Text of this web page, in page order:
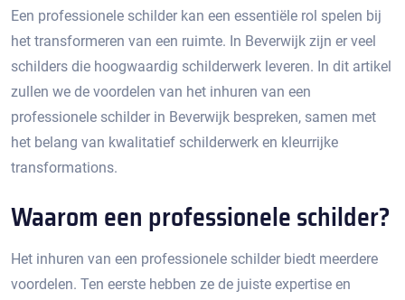
Een professionele schilder kan een essentiële rol spelen bij
het transformeren van een ruimte.​ In Beverwijk zijn er veel
schilders die hoogwaardig schilderwerk leveren.​ In dit artikel
zullen we de voordelen van het inhuren van een
professionele schilder in Beverwijk bespreken, samen met
het belang van kwalitatief schilderwerk en kleurrijke
transformations.
Waarom een professionele schilder?
Het inhuren van een professionele schilder biedt meerdere
voordelen.​ Ten eerste hebben ze de juiste expertise en